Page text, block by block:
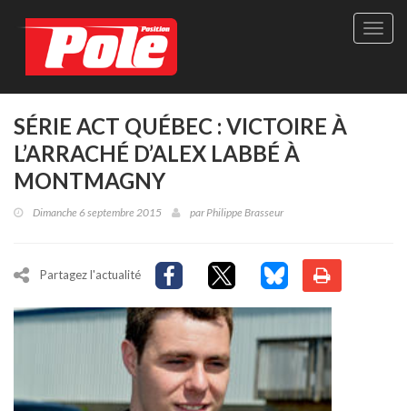
Site
SÉRIE ACT QUÉBEC : VICTOIRE À
L’ARRACHÉ D’ALEX LABBÉ À
MONTMAGNY
Dimanche 6 septembre 2015 parPhilippe Brasseur
Partagez l'actualité